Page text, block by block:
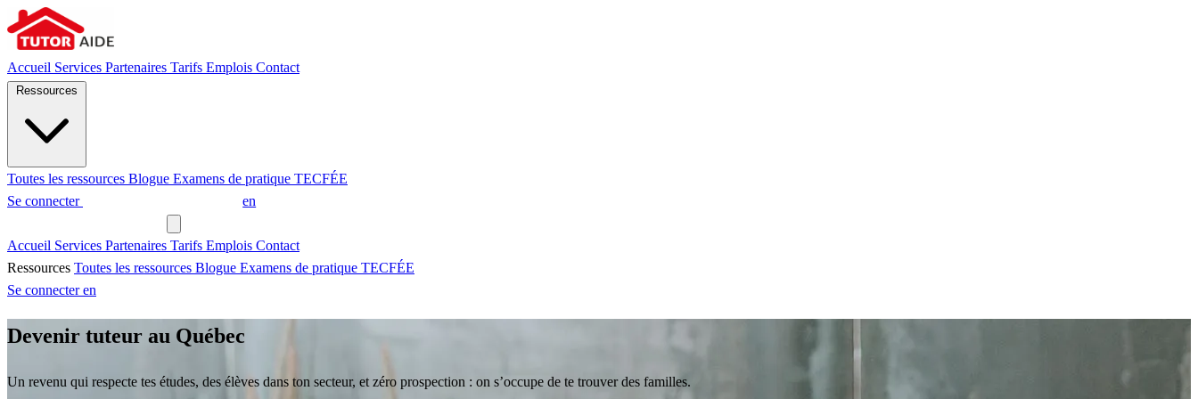
Accueil Services Partenaires Tarifs Emplois Contact
Toutes les ressources Blogue Examens de pratique TECFÉE
Se connecter
en
Accueil Services Partenaires Tarifs Emplois Contact
Ressources Toutes les ressources Blogue Examens de pratique TECFÉE
Se connecteren
Devenir tuteur au Québec
Un revenu qui respecte tes études, des élèves dans ton secteur, et zéro prospection : on s’occupe de te trouver des familles.